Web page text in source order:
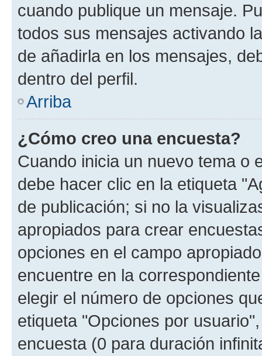
cuando publique un mensaje.
todos sus mensajes activando
de añadirla en los mensajes,
dentro del perfil.
Arriba
¿Cómo creo una encuesta?
Cuando inicia un nuevo tema o
debe hacer clic en la etiqueta
de publicación; si no la
apropiados para crear
opciones en el campo
encuentre en la
elegir el número de opciones
etiqueta "Opciones por
encuesta (0 para duración